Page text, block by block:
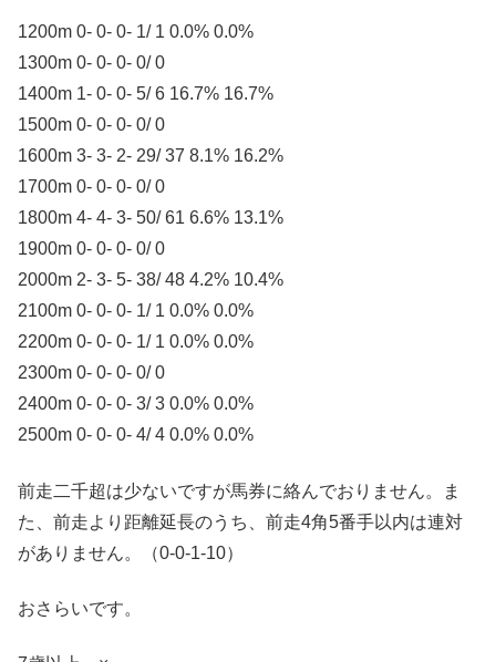
1200m 0- 0- 0- 1/ 1 0.0% 0.0%
1300m 0- 0- 0- 0/ 0
1400m 1- 0- 0- 5/ 6 16.7% 16.7%
1500m 0- 0- 0- 0/ 0
1600m 3- 3- 2- 29/ 37 8.1% 16.2%
1700m 0- 0- 0- 0/ 0
1800m 4- 4- 3- 50/ 61 6.6% 13.1%
1900m 0- 0- 0- 0/ 0
2000m 2- 3- 5- 38/ 48 4.2% 10.4%
2100m 0- 0- 0- 1/ 1 0.0% 0.0%
2200m 0- 0- 0- 1/ 1 0.0% 0.0%
2300m 0- 0- 0- 0/ 0
2400m 0- 0- 0- 3/ 3 0.0% 0.0%
2500m 0- 0- 0- 4/ 4 0.0% 0.0%
前走二千超は少ないですが馬券に絡んでおりません。ま
た、前走より距離延長のうち、前走4角5番手以内は連対
がありません。（0-0-1-10）
おさらいです。